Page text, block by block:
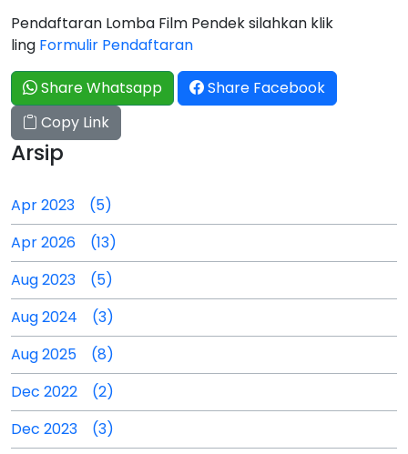
Pendaftaran Lomba Film Pendek silahkan klik
ling Formulir Pendaftaran
Share Whatsapp
Share Facebook
Copy Link
Arsip
Apr 2023 (5)
Apr 2026 (13)
Aug 2023 (5)
Aug 2024 (3)
Aug 2025 (8)
Dec 2022 (2)
Dec 2023 (3)